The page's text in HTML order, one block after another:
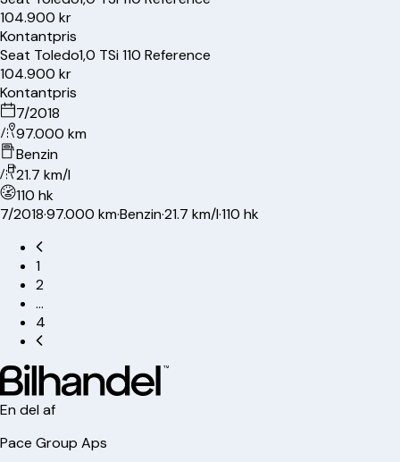
104.900 kr
Kontantpris
Seat Toledo1,0 TSi 110 Reference
104.900 kr
Kontantpris
7/2018
97.000 km
Benzin
21.7 km/l
110 hk
7/2018·97.000 km·Benzin·21.7 km/l·110 hk
1
2
…
4
En del af
Pace Group Aps